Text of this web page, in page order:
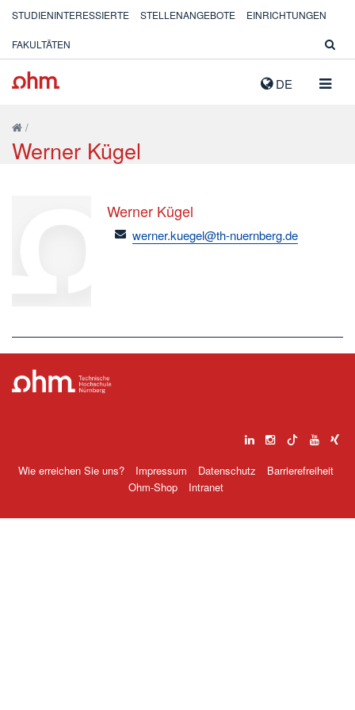
DE
STUDIENINTERESSIERTE STELLENANGEBOTE EINRICHTUNGEN
FAKULTÄTEN
/
Werner Kügel
Werner Kügel
email
werner.kuegel@th-nuernberg.de
Wie erreichen Sie uns? Impressum Datenschutz
Barrierefreiheit
Ohm-Shop
Intranet